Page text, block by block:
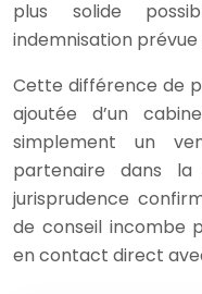
plus solide
indemnisation
Cette différence de
ajoutée d’un
simplement un
partenaire dans
jurisprudence
de conseil incombe
en contact direct